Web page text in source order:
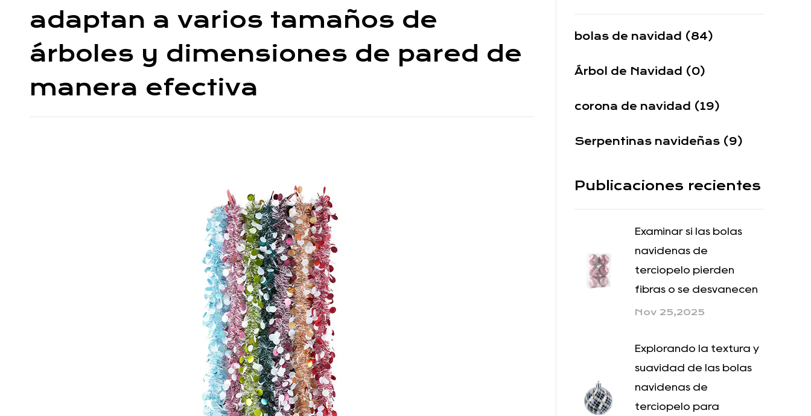
bolas de navidad (84)
Árbol de Navidad (0)
corona de navidad (19)
Serpentinas navideñas (9)
Publicaciones recientes
Examinar si las bolas
navideñas de
terciopelo pierden
fibras o se desvanecen
Nov 25,2025
Explorando la textura y
suavidad de las bolas
navideñas de
terciopelo para
adaptan a varios tamaños de
árboles y dimensiones de pared de
manera efectiva